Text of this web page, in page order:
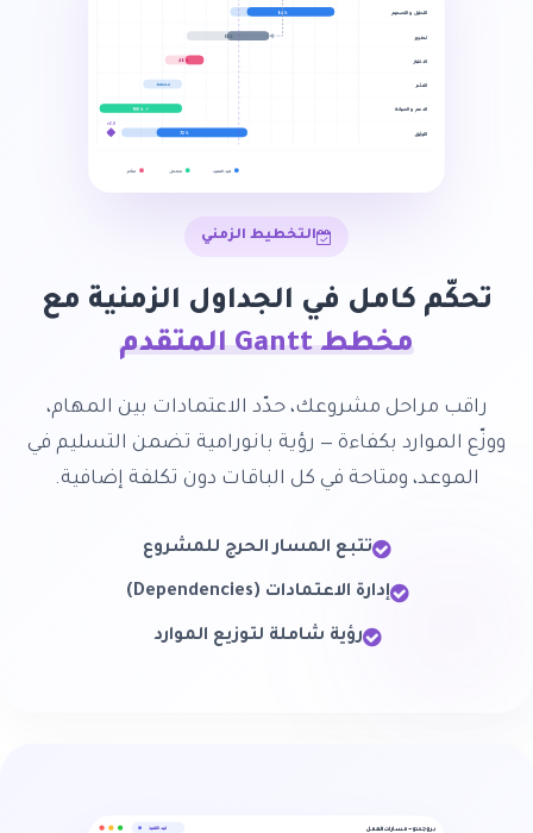
التخطيط الزمني
تحكّم كامل في الجداول الزمنية مع
مخطط Gantt المتقدم
راقب مراحل مشروعك، حدّد الاعتمادات بين المهام،
ووزّع الموارد بكفاءة — رؤية بانورامية تضمن التسليم في
الموعد، ومتاحة في كل الباقات دون تكلفة إضافية.
تتبع المسار الحرج للمشروع
إدارة الاعتمادات (Dependencies)
رؤية شاملة لتوزيع الموارد
التحليل والتصميم 84%
تطوير 51%
الاختبار 48%
النشر مخطط
الدعم والصيانة 100% ✓
التوثيق 72%
v2.0
قيد التنفيذ مكتمل متأخر
بروجكتو — مسارات العمل قيد التنفيذ